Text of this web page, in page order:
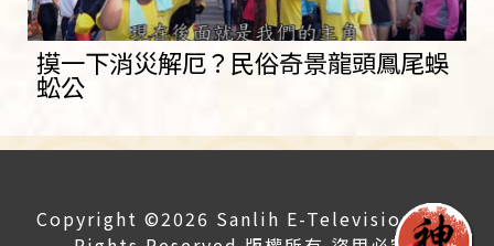
摸一下消災解厄？民俗奇景龍頭鳳尾蜈
蚣公
Copyright ©2026 Sanlih E-Television All